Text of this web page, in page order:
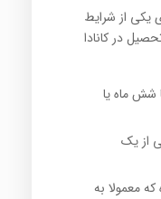
یکی از شرایط
در کانادا
شش ماه یا
از یک
معمولا به